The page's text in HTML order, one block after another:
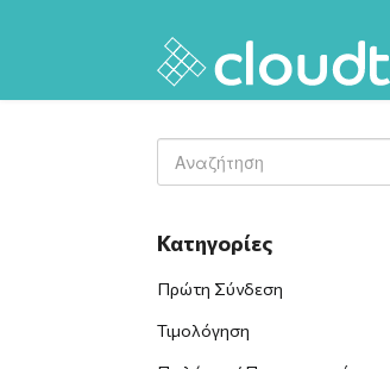
Κατηγορίες
Πρώτη Σύνδεση
Τιμολόγηση